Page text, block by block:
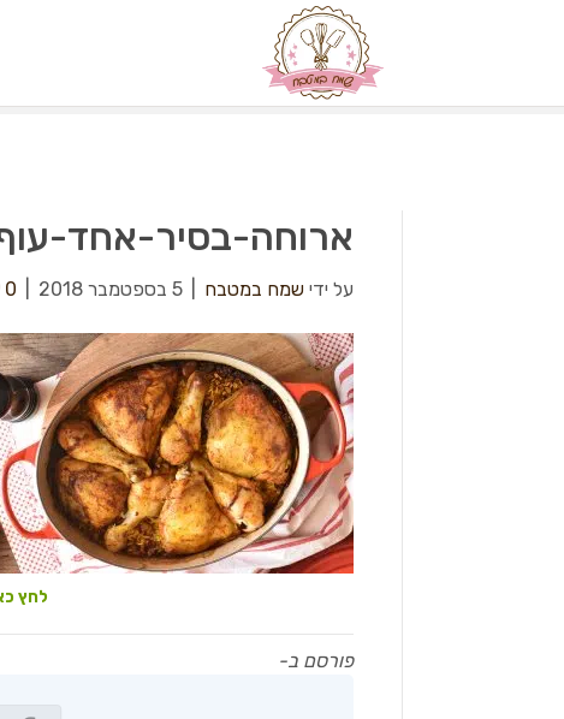
ארוחה-בסיר-אחד-
על ידי שמח במטבח 5 בספטמבר 2018 0
לחץ
פורסם ב-